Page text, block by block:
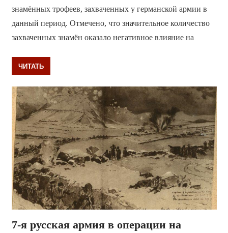
знамённых трофеев, захваченных у германской армии в
данный период. Отмечено, что значительное количество
захваченных знамён оказало негативное влияние на
ЧИТАТЬ
7-я русская армия в операции на